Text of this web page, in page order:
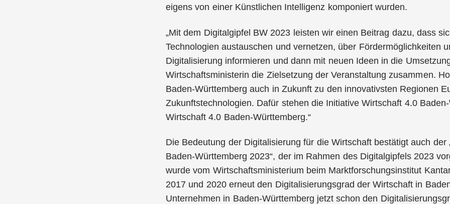
eigens von einer Künstlichen Intelligenz komponiert wurden.
„Mit dem Digitalgipfel BW 2023 leisten wir einen Beitrag dazu, dass
Technologien austauschen und vernetzen, über Fördermöglichkeiten
Digitalisierung informieren und dann mit neuen Ideen in die
Wirtschaftsministerin die Zielsetzung der Veranstaltung zusammen.
Baden-Württemberg auch in Zukunft zu den innovativsten Regionen
Zukunftstechnologien. Dafür stehen die Initiative Wirtschaft 4.0
Wirtschaft 4.0 Baden-Württemberg.“
Die Bedeutung der Digitalisierung für die Wirtschaft bestätigt auch
Baden-Württemberg 2023“, der im Rahmen des Digitalgipfels 2023
wurde vom Wirtschaftsministerium beim Marktforschungsinstitut
2017 und 2020 erneut den Digitalisierungsgrad der Wirtschaft in
Unternehmen in Baden-Württemberg jetzt schon den